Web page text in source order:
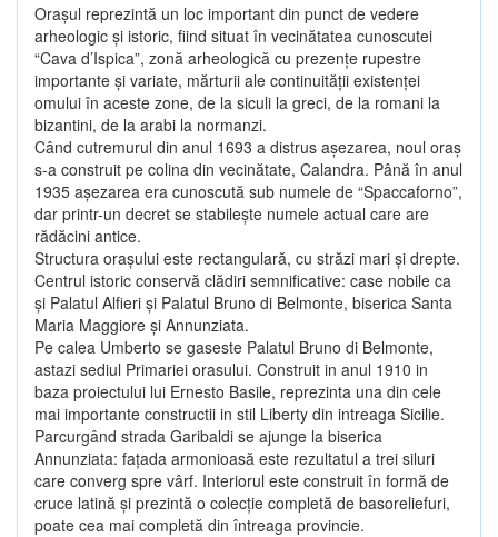
Oraşul reprezintă un loc important din punct de vedere
arheologic şi istoric, fiind situat în vecinătatea cunoscutei
“Cava d’Ispica”, zonă arheologică cu prezenţe rupestre
importante şi variate, mărturii ale continuităţii existenţei
omului în aceste zone, de la siculi la greci, de la romani la
bizantini, de la arabi la normanzi.
Când cutremurul din anul 1693 a distrus aşezarea, noul oraş
s-a construit pe colina din vecinătate, Calandra. Până în anul
1935 aşezarea era cunoscută sub numele de “Spaccaforno”,
dar printr-un decret se stabileşte numele actual care are
rădăcini antice.
Structura oraşului este rectangulară, cu străzi mari şi drepte.
Centrul istoric conservă clădiri semnificative: case nobile ca
şi Palatul Alfieri şi Palatul Bruno di Belmonte, biserica Santa
Maria Maggiore şi Annunziata.
Pe calea Umberto se gaseste Palatul Bruno di Belmonte,
astazi sediul Primariei orasului. Construit in anul 1910 in
baza proiectului lui Ernesto Basile, reprezinta una din cele
mai importante constructii in stil Liberty din intreaga Sicilie.
Parcurgând strada Garibaldi se ajunge la biserica
Annunziata: faţada armonioasă este rezultatul a trei siluri
care converg spre vârf. Interiorul este construit în formă de
cruce latină şi prezintă o colecţie completă de basoreliefuri,
poate cea mai completă din întreaga provincie.